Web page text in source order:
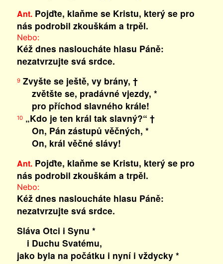
Ant.Pojďte, klaňme se Kristu, který se pro
nás podrobil zkouškám a trpěl.
Nebo:
Kéž dnes nasloucháte hlasu Páně:
nezatvrzujte svá srdce.
9Zvyšte se ještě, vy brány, †
zvětšte se, pradávné vjezdy, *
pro příchod slavného krále!
10„Kdo je ten král tak slavný?“ †
On, Pán zástupů věčných, *
On, král věčné slávy!
Ant.Pojďte, klaňme se Kristu, který se pro
nás podrobil zkouškám a trpěl.
Nebo:
Kéž dnes nasloucháte hlasu Páně:
nezatvrzujte svá srdce.
Sláva Otci i Synu *
i Duchu Svatému,
jako byla na počátku i nyní i vždycky *